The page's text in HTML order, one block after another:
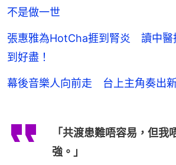
不是做一世
張惠雅為HotCha捱到腎炎 讀中醫
到好盡！
幕後音樂人向前走 台上主角奏出
「共渡患難唔容易，但我
強。」